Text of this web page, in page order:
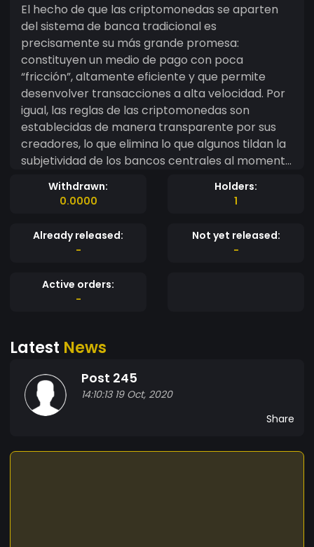
El hecho de que las criptomonedas se aparten
del sistema de banca tradicional es
precisamente su más grande promesa:
constituyen un medio de pago con poca
“fricción”, altamente eficiente y que permite
desenvolver transacciones a alta velocidad. Por
igual, las reglas de las criptomonedas son
establecidas de manera transparente por sus
creadores, lo que elimina lo que algunos tildan la
subjetividad de los bancos centrales al momento
de regular las monedas. JPC
Withdrawn:
0.0000
Holders:
1
Already released:
-
Not yet released:
-
Active orders:
-
Latest News
Post 245
14:10:13 19 Oct, 2020
Share